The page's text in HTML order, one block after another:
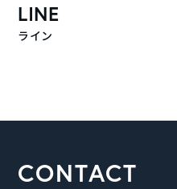
LINE
ライン
CONTACT